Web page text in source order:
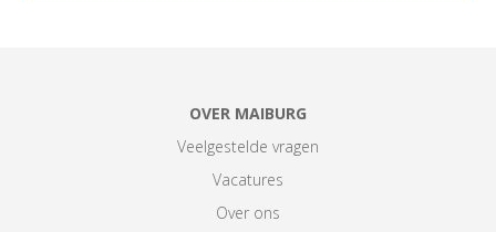
OVER MAIBURG
Veelgestelde vragen
Vacatures
Over ons